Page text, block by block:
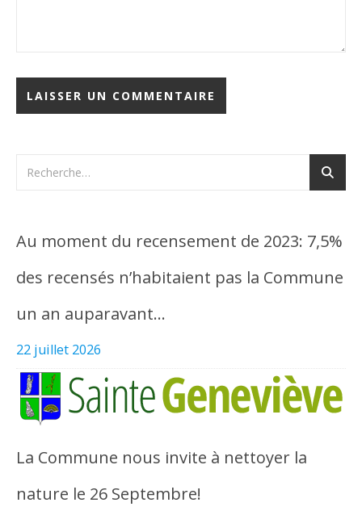
Au moment du recensement de 2023: 7,5%
des recensés n’habitaient pas la Commune
un an auparavant…
22 juillet 2026
La Commune nous invite à nettoyer la
nature le 26 Septembre!